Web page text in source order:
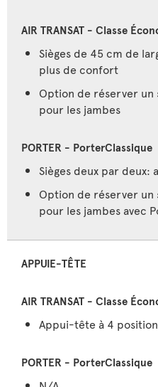
Sièges de 45 cm de
plus de confort
Option de réserver un
pour les jambes
Sièges deux par deux:
Option de réserver un
pour les jambes avec
APPUIE-TÊTE
Appui-tête à 4